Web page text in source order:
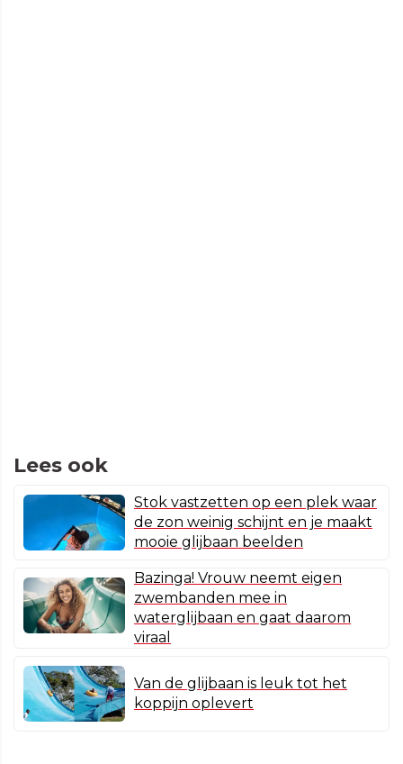
Lees ook
Stok vastzetten op een plek waar
de zon weinig schijnt en je maakt
mooie glijbaan beelden
Bazinga! Vrouw neemt eigen
zwembanden mee in
waterglijbaan en gaat daarom
viraal
Van de glijbaan is leuk tot het
koppijn oplevert